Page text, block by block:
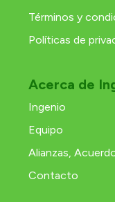
Términos y
Políticas de
Acerca de
Ingenio
Equipo
Alianzas,
Contacto